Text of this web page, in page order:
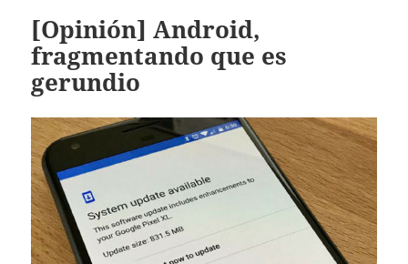
[Opinión] Android,
fragmentando que es
gerundio